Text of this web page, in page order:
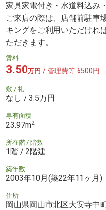
家具家電付き・水道料込
ご来店の際は、店舗前駐車
キングをご利用いただけれ
ただきます。
賃料
3.50万円 / 管理費等 6500円
敷 / 礼
なし / 3.5万円
専有面積
23.97m2
所在階 / 階数
1階 / 2階建
築年数
2003年10月(築22年11ヶ月)
住所
岡山県岡山市北区大安寺中